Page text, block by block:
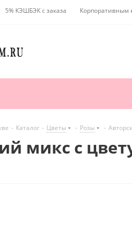
5% КЭШБЭК с заказа Корпоративным
- Каталог - Цветы - Розы -
микс с